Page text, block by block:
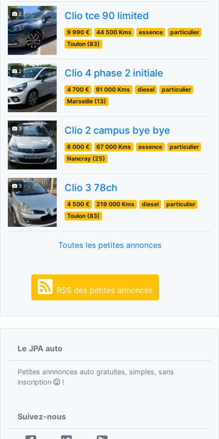
2 Clio tce 90 limited
9 990 € 44 500 Kms essence
particulier
Toulon (83)
2 Clio 4 phase 2 initiale
4 700 € 91 000 Kms diesel
particulier
Marseille (13)
3 Clio 2 campus bye bye
6 000 € 67 000 Kms essence
particulier
Nancray (25)
3 Clio 3 78ch
4 500 € 219 000 Kms diesel
particulier
Toulon (83)
Toutes les petites annonces
RSS des petites annonces
Le JPA auto
Petites annnonces auto gratuites, simples, sans
inscription
!
Suivez-nous